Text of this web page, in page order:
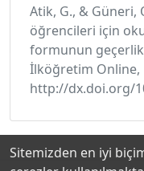
Atik, G., & Güneri,
öğrencileri için
formunun geçerlik
İlköğretim Online,
http://dx.doi.org/
Sitemizden en iyi